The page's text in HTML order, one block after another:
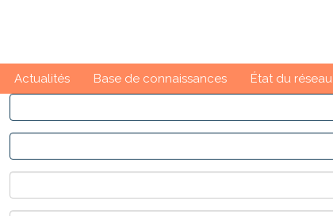
Actualités Base de connaissances État du réseau